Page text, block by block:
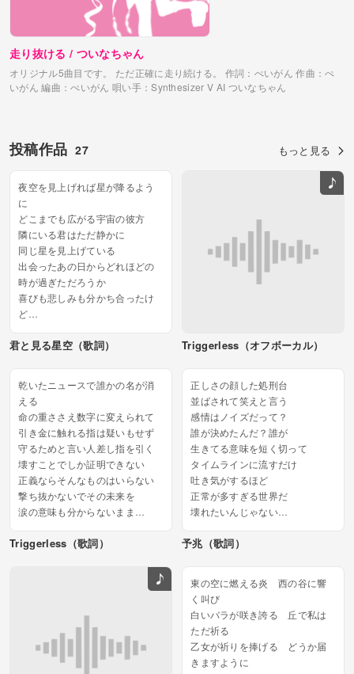
走り抜ける / ついなちゃん
オリジナル5曲目です。 ただ正確に走り続ける。 作詞：ぺいがん 作曲：ぺ
いがん 編曲：ぺいがん 唄い手：Synthesizer V AI ついなちゃん
投稿作品 27 もっと見る
夜空を見上げれば星が降るよう
に
どこまでも広がる宇宙の彼方
隣にいる君はただ静かに
同じ星を見上げている
出会ったあの日からどれほどの
時が過ぎただろうか
喜びも悲しみも分かち合ったけ
ど
ああ、星空の距離は届かない想
にいる...
君と見る星空（歌詞） Triggerless（オフボーカル）
乾いたニュースで誰かの名が消
える
命の重ささえ数字に変えられて
引き金に触れる指は疑いもせず
守るためと言い人差し指を引く
壊すことでしか証明できない
正義ならそんなものはいらない
撃ち抜かないでその未来を
涙の意味も分からないまま
誰もが救われないまま...
Triggerless（歌詞）
正しさの顔した処刑台
並ばされて笑えと言う
感情はノイズだって？
誰が決めたんだ？誰が
生きてる意味を短く切って
タイムラインに流すだけ
吐き気がするほど
正常が多すぎる世界だ
壊れたいんじゃない
予兆（歌詞）
東の空に燃える炎 西の谷に響
く叫び
白いバラが咲き誇る 丘で私は
ただ祈る
乙女が祈りを捧げる どうか届
きますように